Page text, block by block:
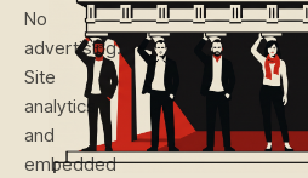
No
advertising.
Site
analytics
and
embedded